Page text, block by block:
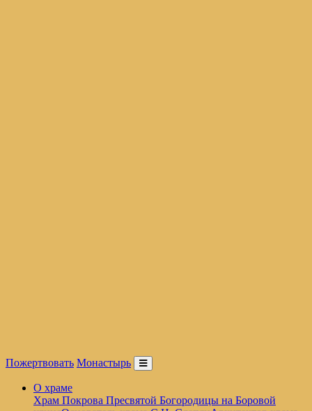
Пожертвовать Монастырь
О храме
Храм Покрова Пресвятой Богородицы на Боровой